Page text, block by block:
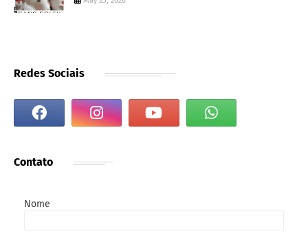
Redes Sociais
Contato
Nome